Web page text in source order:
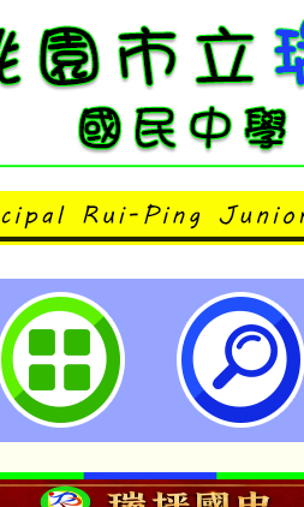
理專科學校114年
「貪吃蛇遊樹人」
民中學